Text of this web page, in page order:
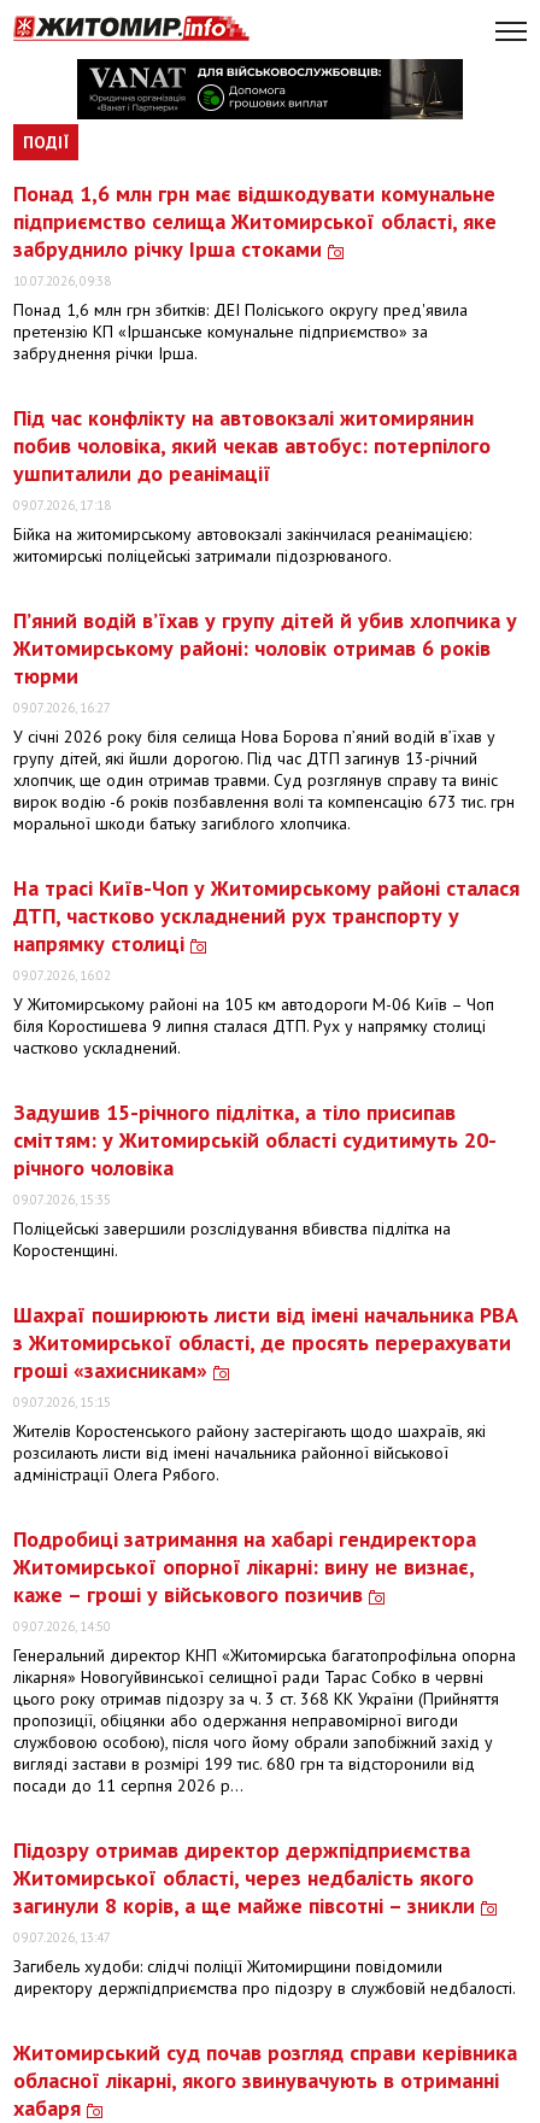
ПОДІЇ
Понад 1,6 млн грн має відшкодувати комунальне
підприємство селища Житомирської області, яке
забруднило річку Ірша стоками
10.07.2026, 09:38
Понад 1,6 млн грн збитків: ДЕІ Поліського округу пред'явила
претензію КП «Іршанське комунальне підприємство» за
забруднення річки Ірша.
Під час конфлікту на автовокзалі житомирянин
побив чоловіка, який чекав автобус: потерпілого
ушпиталили до реанімації
09.07.2026, 17:18
Бійка на житомирському автовокзалі закінчилася реанімацією:
житомирські поліцейські затримали підозрюваного.
П’яний водій в’їхав у групу дітей й убив хлопчика у
Житомирському районі: чоловік отримав 6 років
тюрми
09.07.2026, 16:27
У січні 2026 року біля селища Нова Борова п’яний водій в’їхав у
групу дітей, які йшли дорогою. Під час ДТП загинув 13-річний
хлопчик, ще один отримав травми. Суд розглянув справу та виніс
вирок водію -6 років позбавлення волі та компенсацію 673 тис. грн
моральної шкоди батьку загиблого хлопчика.
На трасі Київ-Чоп у Житомирському районі сталася
ДТП, частково ускладнений рух транспорту у
напрямку столиці
09.07.2026, 16:02
У Житомирському районі на 105 км автодороги М-06 Київ – Чоп
біля Коростишева 9 липня сталася ДТП. Рух у напрямку столиці
частково ускладнений.
Задушив 15-річного підлітка, а тіло присипав
сміттям: у Житомирській області судитимуть 20-
річного чоловіка
09.07.2026, 15:35
Поліцейські завершили розслідування вбивства підлітка на
Коростенщині.
Шахраї поширюють листи від імені начальника РВА
з Житомирської області, де просять перерахувати
гроші «захисникам»
09.07.2026, 15:15
Жителів Коростенського району застерігають щодо шахраїв, які
розсилають листи від імені начальника районної військової
адміністрації Олега Рябого.
Подробиці затримання на хабарі гендиректора
Житомирської опорної лікарні: вину не визнає,
каже – гроші у військового позичив
09.07.2026, 14:50
Генеральний директор КНП «Житомирська багатопрофільна опорна
лікарня» Новогуйвинської селищної ради Тарас Собко в червні
цього року отримав підозру за ч. 3 ст. 368 КК України (Прийняття
пропозиції, обіцянки або одержання неправомірної вигоди
службовою особою), після чого йому обрали запобіжний захід у
вигляді застави в розмірі 199 тис. 680 грн та відсторонили від
посади до 11 серпня 2026 р...
Підозру отримав директор держпідприємства
Житомирської області, через недбалість якого
загинули 8 корів, а ще майже півсотні – зникли
09.07.2026, 13:47
Загибель худоби: слідчі поліції Житомирщини повідомили
директору держпідприємства про підозру в службовій недбалості.
Житомирський суд почав розгляд справи керівника
обласної лікарні, якого звинувачують в отриманні
хабаря